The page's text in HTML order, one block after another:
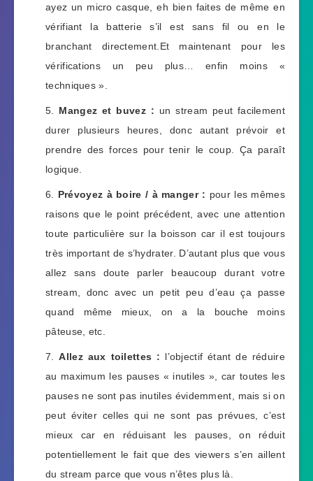
ayez un micro casque, eh bien faites de même en
vérifiant la batterie s’il est sans fil ou en le
branchant directement.Et maintenant pour les
vérifications un peu plus… enfin moins «
techniques ».
Mangez et buvez : un stream peut facilement
durer plusieurs heures, donc autant prévoir et
prendre des forces pour tenir le coup. Ça paraît
logique.
Prévoyez à boire / à manger : pour les mêmes
raisons que le point précédent, avec une attention
toute particulière sur la boisson car il est toujours
très important de s’hydrater. D’autant plus que vous
allez sans doute parler beaucoup durant votre
stream, donc avec un petit peu d’eau ça passe
quand même mieux, on a la bouche moins
pâteuse, etc.
Allez aux toilettes : l’objectif étant de réduire
au maximum les pauses « inutiles », car toutes les
pauses ne sont pas inutiles évidemment, mais si on
peut éviter celles qui ne sont pas prévues, c’est
mieux car en réduisant les pauses, on réduit
potentiellement le fait que des viewers s’en aillent
du stream parce que vous n’êtes plus là.